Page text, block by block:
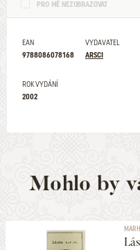
PRO MĚ NEZOBRAZOVAT
EAN
9788086078168
VYDAVATEL
ARSCI
ROK VYDÁNÍ
2002
Mohlo by